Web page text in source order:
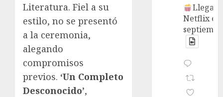
Literatura. Fiel a su
estilo, no se presentó
a la ceremonia,
alegando
compromisos
previos. ‘Un Completo
Desconocido’,
Llega a
Netflix en